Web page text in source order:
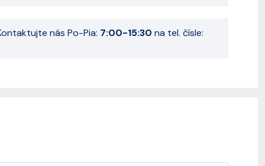
nás Po-Pia: 7:00-15:30 na tel. čísle: